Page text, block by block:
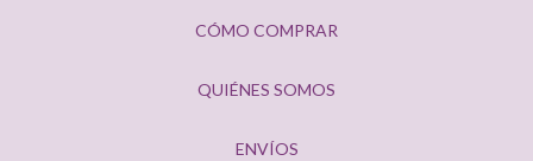
CÓMO COMPRAR
QUIÉNES SOMOS
ENVÍOS